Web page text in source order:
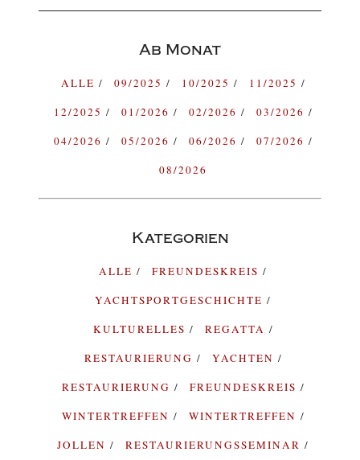
Ab Monat
ALLE 09/2025 10/2025
11/2025
12/2025
01/2026 02/2026
03/2026
04/2026
05/2026 06/2026
07/2026
08/2026
Kategorien
ALLE
FREUNDESKREIS
YACHTSPORTGESCHICHTE
KULTURELLES
REGATTA
RESTAURIERUNG
YACHTEN
RESTAURIERUNG
FREUNDESKREIS
WINTERTREFFEN
WINTERTREFFEN
JOLLEN
RESTAURIERUNGSSEMINAR